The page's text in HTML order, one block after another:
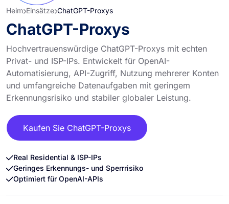
Heim Einsätze ChatGPT-Proxys
ChatGPT-Proxys
Hochvertrauenswürdige ChatGPT-Proxys mit echten
Privat- und ISP-IPs. Entwickelt für OpenAI-
Automatisierung, API-Zugriff, Nutzung mehrerer Konten
und umfangreiche Datenaufgaben mit geringem
Erkennungsrisiko und stabiler globaler Leistung.
Kaufen Sie ChatGPT-Proxys
Real Residential & ISP-IPs
Geringes Erkennungs- und Sperrrisiko
Optimiert für OpenAI-APIs